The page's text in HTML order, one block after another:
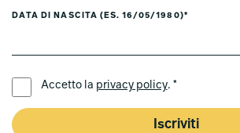
DATA DI NASCITA (ES. 16/05/1980)*
Accetto la privacy policy. *
Iscriviti